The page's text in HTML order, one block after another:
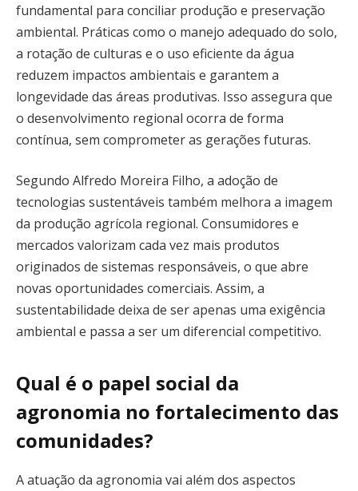
fundamental para conciliar produção e preservação
ambiental. Práticas como o manejo adequado do solo,
a rotação de culturas e o uso eficiente da água
reduzem impactos ambientais e garantem a
longevidade das áreas produtivas. Isso assegura que
o desenvolvimento regional ocorra de forma
contínua, sem comprometer as gerações futuras.
Segundo Alfredo Moreira Filho, a adoção de
tecnologias sustentáveis também melhora a imagem
da produção agrícola regional. Consumidores e
mercados valorizam cada vez mais produtos
originados de sistemas responsáveis, o que abre
novas oportunidades comerciais. Assim, a
sustentabilidade deixa de ser apenas uma exigência
ambiental e passa a ser um diferencial competitivo.
Qual é o papel social da
agronomia no fortalecimento das
comunidades?
A atuação da agronomia vai além dos aspectos